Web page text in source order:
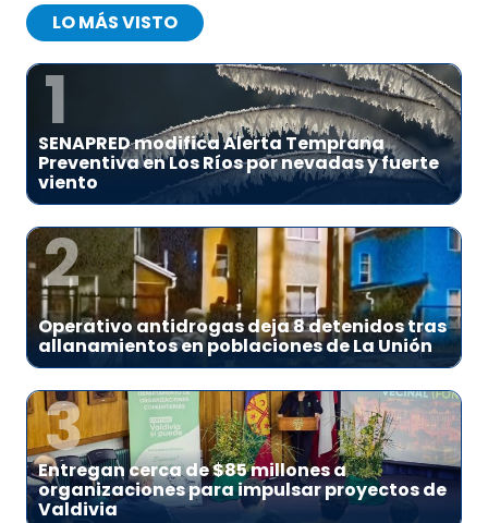
LO MÁS VISTO
1
SENAPRED modifica Alerta Temprana
Preventiva en Los Ríos por nevadas y fuerte
viento
2
Operativo antidrogas deja 8 detenidos tras
allanamientos en poblaciones de La Unión
3
Entregan cerca de $85 millones a
organizaciones para impulsar proyectos de
Valdivia